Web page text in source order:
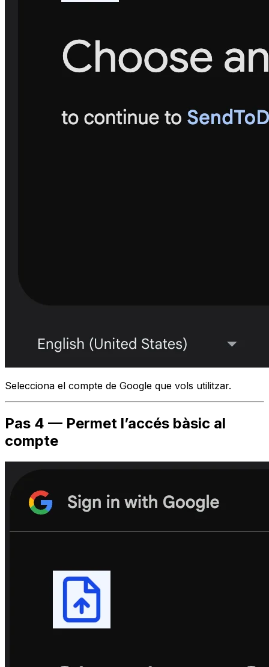
Selecciona el compte de Google que vols utilitzar.
Pas 4 — Permet l’accés bàsic al
compte